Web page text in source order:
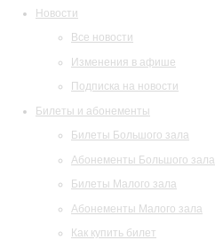
Новости
Все новости
Изменения в афише
Подписка на новости
Билеты и абонементы
Билеты Большого зала
Абонементы Большого зала
Билеты Малого зала
Абонементы Малого зала
Как купить билет